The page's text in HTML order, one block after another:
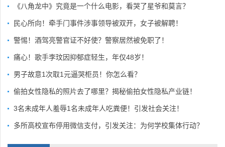
《八角龙中》究竟是一个什么电影，看哭了星爷和莫言？
民心所向！牵手门事件涉事领导被双开，女子被解聘！
警惕！酒驾亮警官证不好使？警察居然被免职了！
痛心！歌手李玟因抑郁症轻生，年仅48岁！
男子故意1次取1元逼哭柜员！你怎么看？
偷拍女性隐私的照片去了哪里？揭秘偷拍女性隐私产业链！
3名未成年人羞辱1名未成年人吃粪便！引发社会关注！
多所高校宣布停用微信支付，引发关注：为何学校集体行动？